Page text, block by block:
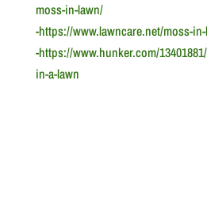
moss-in-lawn/
-https://www.lawncare.net/moss-
-https://www.hunker.com/
in-a-lawn